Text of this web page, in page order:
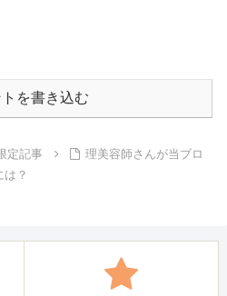
を書き込む
定記事
理美容師さんが当ブロ
？